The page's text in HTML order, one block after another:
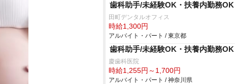
歯科助手/未経験OK・扶養内勤務OK
田町デンタルオフィス
時給1,300円
アルバイト・パート / 東京都
歯科助手/未経験OK・扶養内勤務OK
慶歯科医院
時給1,255円～1,700円
アルバイト・パート / 神奈川県